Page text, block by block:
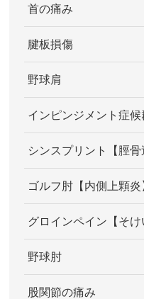
首の痛み
腱板損傷
野球肩
インピンジメント症候
シンスプリント【脛骨
ゴルフ肘【内側上顆炎
グロインペイン【そけ
野球肘
股関節の痛み